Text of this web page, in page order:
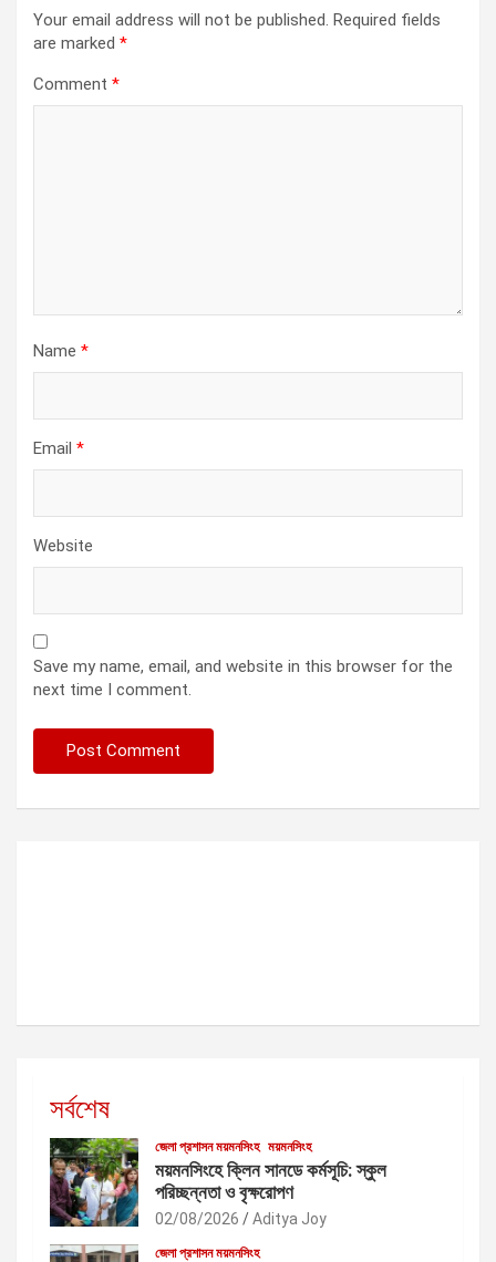
Your email address will not be published. Required fields
are marked *
Comment *
Name *
Email *
Website
Save my name, email, and website in this browser for the
next time I comment.
সর্বশেষ
জেলা প্রশাসন ময়মনসিংহ ময়মনসিংহ
ময়মনসিংহে ক্লিন সানডে কর্মসূচি: স্কুল
পরিচ্ছন্নতা ও বৃক্ষরোপণ
02/08/2026 Aditya Joy
জেলা প্রশাসন ময়মনসিংহ